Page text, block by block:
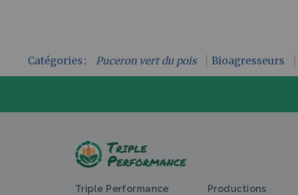
Catégories: Puceron vert du pois Bioagresseurs
Triple Performance Productions